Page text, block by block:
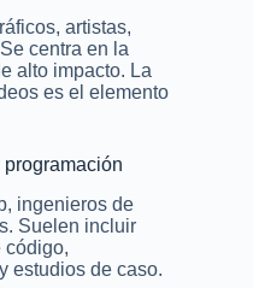
artistas,
centra en la
alto impacto. La
es el elemento
ingenieros de
Suelen incluir
código,
estudios de caso.